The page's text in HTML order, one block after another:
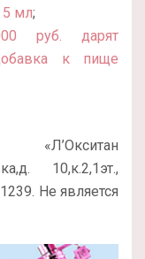
мл;
руб. дарят
к пище
10,к.2,1эт.,
Не является